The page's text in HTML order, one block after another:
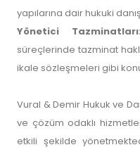
yapılarına dair hukuki
Yönetici
süreçlerinde tazminat
ikale sözleşmeleri gibi
Vural & Demir Hukuk ve
ve çözüm odaklı
etkili şekilde